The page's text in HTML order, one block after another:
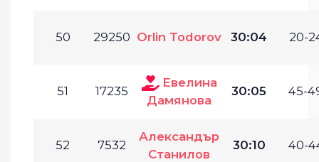
50 29250 Orlin Todorov 30:04 20-
51 17235
Евелина
Дамянова
30:05 45-
52 7532
Александър
Станилов
30:10 40-